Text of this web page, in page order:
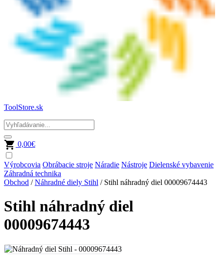
ToolStore.sk
0,00€
Výrobcovia Obrábacie stroje Náradie Nástroje Dielenské vybavenie
Záhradná technika
Obchod /Náhradné diely Stihl / Stihl náhradný diel 00009674443
Stihl náhradný diel
00009674443